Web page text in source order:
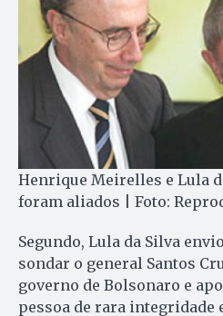
Henrique Meirelles e Lula
foram aliados | Foto:
Segundo, Lula da Silva
sondar o general Santos
governo de Bolsonaro e
pessoa de rara integridade